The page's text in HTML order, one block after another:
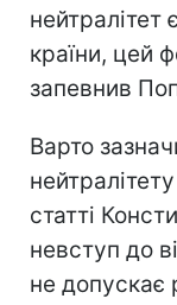
країни, цей
запевнив
Варто
статті
невступ до
не допускає